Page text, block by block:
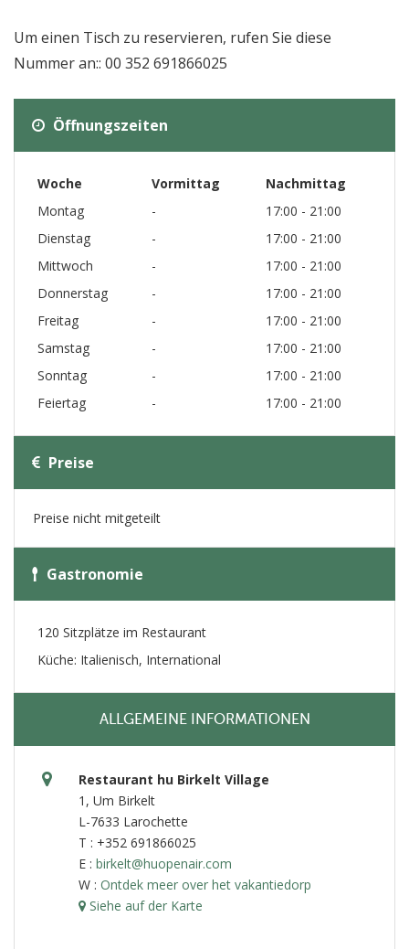
Um einen Tisch zu reservieren, rufen Sie diese
Nummer an:: 00 352 691866025
Öffnungszeiten
Woche Vormittag
Nachmittag
Montag
-
17:00 - 21:00
Dienstag
-
17:00 - 21:00
Mittwoch
-
17:00 - 21:00
Donnerstag
-
17:00 - 21:00
Freitag
-
17:00 - 21:00
Samstag
-
17:00 - 21:00
Sonntag
-
17:00 - 21:00
Feiertag
- 17:00 - 21:00
Preise
Preise nicht mitgeteilt
Gastronomie
120 Sitzplätze im Restaurant
Küche: Italienisch, International
ALLGEMEINE INFORMATIONEN
Restaurant hu Birkelt Village
1, Um Birkelt
L-7633 Larochette
T : +352 691866025
E : birkelt@huopenair.com
W : Ontdek meer over het vakantiedorp
Siehe auf der Karte